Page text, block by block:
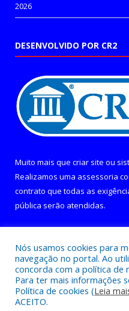
2026
DESENVOLVIDO POR CR2
Muito mais que criar site ou
Realizamos uma assessoria
contrato que todas as
pública serão atendidas.
Todos os direitos reservados
Nós usamos cookies para
navegação no portal. Ao
concorda com a política de
Para ter mais informações
Política de cookies (Leia
ACEITO.